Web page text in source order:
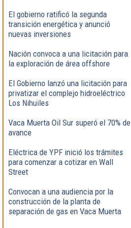
El gobierno ratificó la segunda
transición energética y anunció
nuevas inversiones
Nación convoca a una licitación para
la exploración de área offshore
El Gobierno lanzó una licitación para
privatizar el complejo hidroeléctrico
Los Nihuiles
Vaca Muerta Oil Sur superó el 70% de
avance
Eléctrica de YPF inició los trámites
para comenzar a cotizar en Wall
Street
Convocan a una audiencia por la
construcción de la planta de
separación de gas en Vaca Muerta